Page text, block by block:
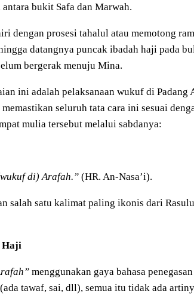
bukit Safa dan Marwah.
dengan prosesi tahalul atau memotong
datangnya puncak ibadah haji pada
bergerak menuju Mina.
ini adalah pelaksanaan wukuf di
seluruh tata cara ini sesuai
mulia tersebut melalui sabdanya:
di) Arafah.” (HR. An-Nasa’i).
salah satu kalimat paling ikonis dari
Haji
menggunakan gaya bahasa
tawaf, sai, dll), semua itu tidak ada